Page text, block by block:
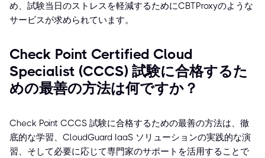
め、試験当日のストレスを軽減するためにCBTProxyのような
サービスが求められています。
Check Point Certified Cloud
Specialist (CCCS) 試験に合格するた
めの最善の方法は何ですか？
Check Point CCCS 試験に合格するための最善の方法は、徹
底的な学習、CloudGuard IaaS ソリューションの実践的な演
習、そして必要に応じて専門家のサポートを活用することで